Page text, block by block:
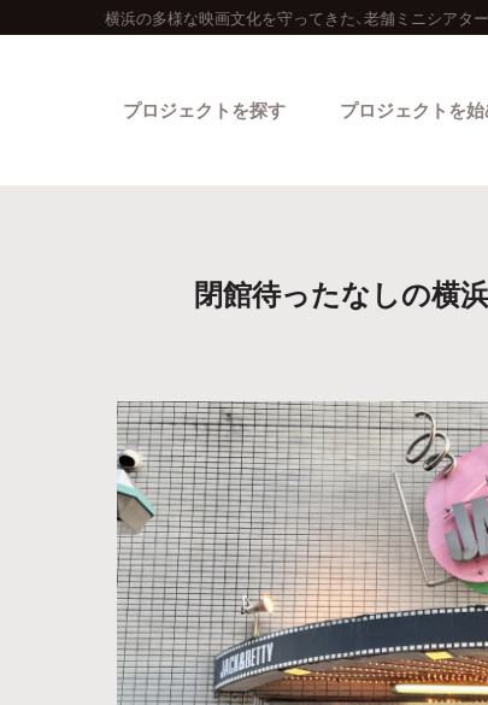
横浜の多様な映画文化を守ってきた、老舗ミニシアタ
プロジェクトを探す
カテゴリーから
プロジェクトを
閉館待ったなしの横